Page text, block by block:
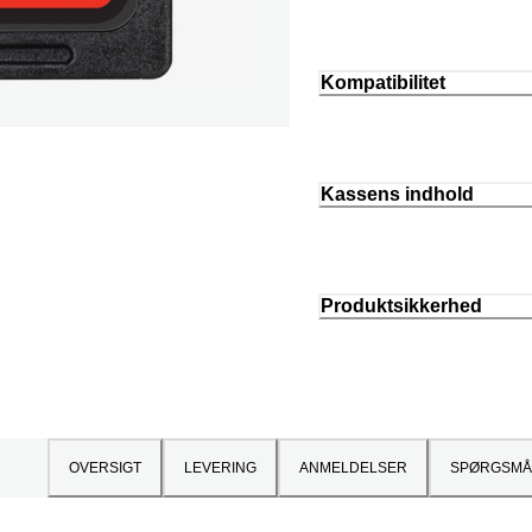
Kompatibilitet
Kassens indhold
Produktsikkerhed
OVERSIGT LEVERING ANMELDELSER